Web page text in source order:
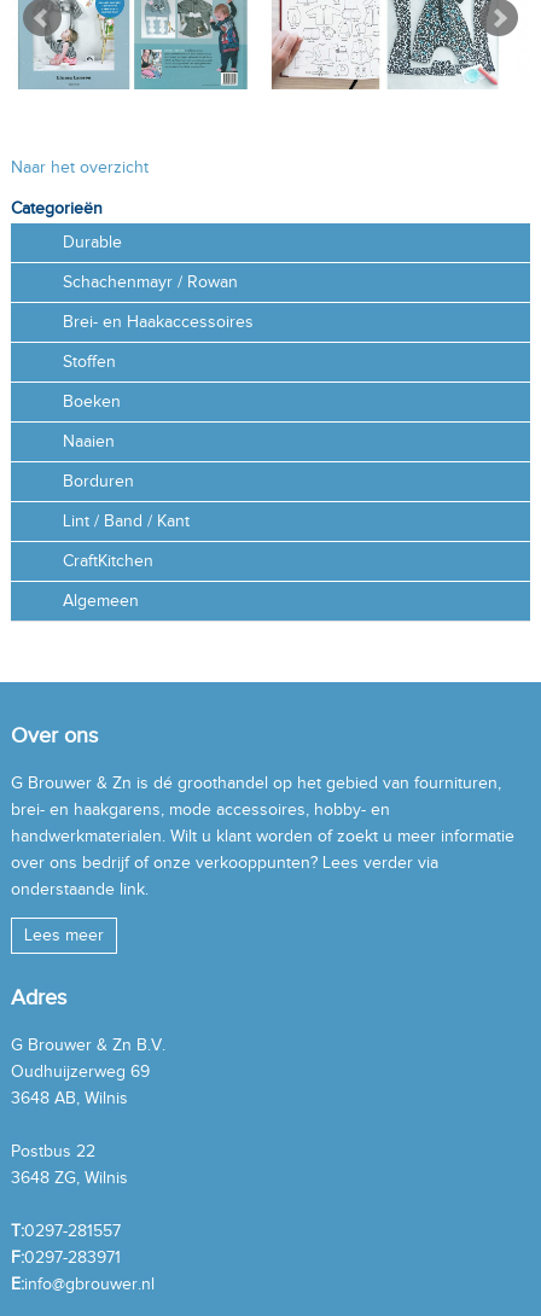
Naar het overzicht
Categorieën
Durable
Schachenmayr / Rowan
Brei- en Haakaccessoires
Stoffen
Boeken
Naaien
Borduren
Lint / Band / Kant
CraftKitchen
Algemeen
Over ons
G Brouwer & Zn is dé groothandel op het gebied van fournituren,
brei- en haakgarens, mode accessoires, hobby- en
handwerkmaterialen. Wilt u klant worden of zoekt u meer informatie
over ons bedrijf of onze verkooppunten? Lees verder via
onderstaande link.
Lees meer
Adres
G Brouwer & Zn B.V.
Oudhuijzerweg 69
3648 AB, Wilnis
Postbus 22
3648 ZG, Wilnis
T:0297-281557
F:0297-283971
E:info@gbrouwer.nl